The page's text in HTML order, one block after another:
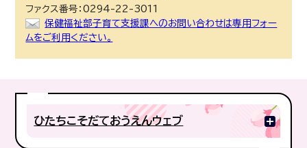
ファクス番号：0294-22-3011
保健福祉部子育て支援課へのお問い合わせは専用フォー
ムをご利用ください。
ひたちこそだておうえんウェブ